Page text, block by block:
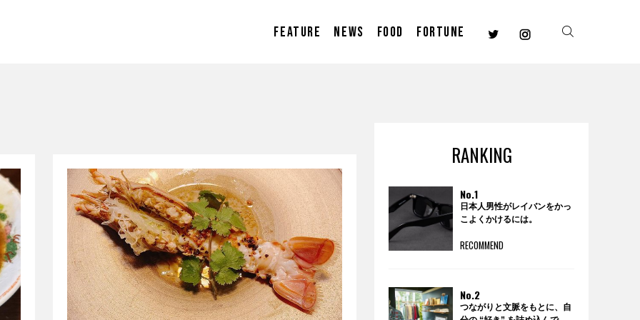
FEATURE NEWS FOOD FORTUNE
RANKING
No.1
日本人男性がレイバンをかっ
こよくかけるには。
RECOMMEND
No.2
つながりと文脈をもとに、自